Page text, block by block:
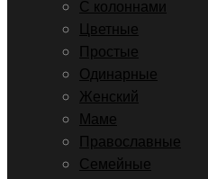
С колоннами
Цветные
Простые
Одинарные
Женский
Маме
Православные
Семейные